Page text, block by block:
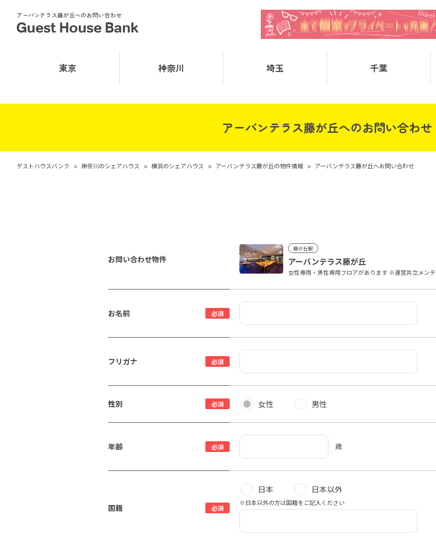
アーバンテラス藤が丘へのお問い合わせ
東京 神奈川 埼玉 千葉
アーバンテラス藤が丘へのお問い合わせ
ゲストハウスバンク > 神奈川のシェアハウス > 横浜のシェアハウス > アーバンテラス藤が丘の物件情報 > アーバンテラス藤が丘へお問い合わせ
お問い合わせ物件
藤が丘駅
アーバンテラス藤が丘
女性専用・男性専用フロアがあります ※運営共立メン
お名前 必須
フリガナ 必須
性別 必須 女性 男性
年齢 必須 歳
国籍 必須
日本 日本以外
※日本以外の方は国籍をご記入ください